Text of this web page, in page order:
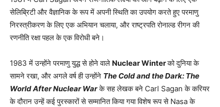
सेलिब्रिटी और वैज्ञानिक के रूप में अपनी स्थिति का उपयोग करते हुए परमाणु
निरस्त्रीकरण के लिए एक अभियान चलाया, और राष्ट्रपति रोनाल्ड रीगन की
रणनीति रक्षा पहल के एक विरोधी बने।
1983 में उन्होंने परमाणु युद्ध से होने वाले Nuclear Winterको दुनिया के
सामने रखा, और अगले वर्ष ही उन्होंने The Cold and the Dark: The
World After Nuclear Warके सह लेखक बने Carl Sagan के करियर
के दौरान उन्हें कई पुरस्कारों से सम्मानित किया गया विशेष रूप से Nasa के